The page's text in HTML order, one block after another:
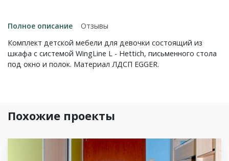
Полное описание
Отзывы
Комплект детской мебели для девочки состоящий из
шкафа с системой WingLine L - Hettich, письменного стола
под окно и полок. Материал ЛДСП EGGER.
Похожие проекты